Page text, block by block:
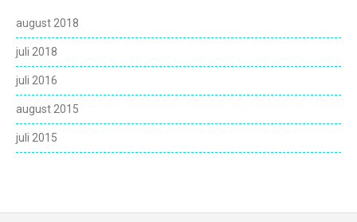
august 2018
juli 2018
juli 2016
august 2015
juli 2015